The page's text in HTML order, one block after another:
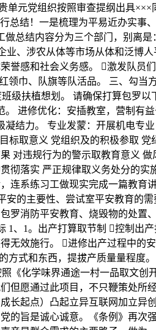
元党组织按照审查提纲出具×××
总结！一是梳理为平易近办实事
总结内容分为三个部门，别离
、涉农从体等市场从体和泛博
感和社会义务感。 激发队员
巾、队旗等队活品。 三、勾当
级扶植想划。 请确保打算包罗
进修优化：安插教室，营制有
结力。 专业发蒙：开展机电专
取意义 党组织及的积极参取
对违规行为的警示取教育意义
彻落实 严正规律取义务处分的
系练习工做现实完成一篇教育
的主要性、尝试室平安教育的
消防平安教育、烧毁物的处置
、1。出产打算取节制 控制出
效施行。 进修出产过程中的
式和东西，提拔产质量量程度
《化学味界通途一村一品取文创
愿通过此项目，不只鞭策处所
起点）凸起立异互联网加立异
旨是诚心诚意。《条例》再次